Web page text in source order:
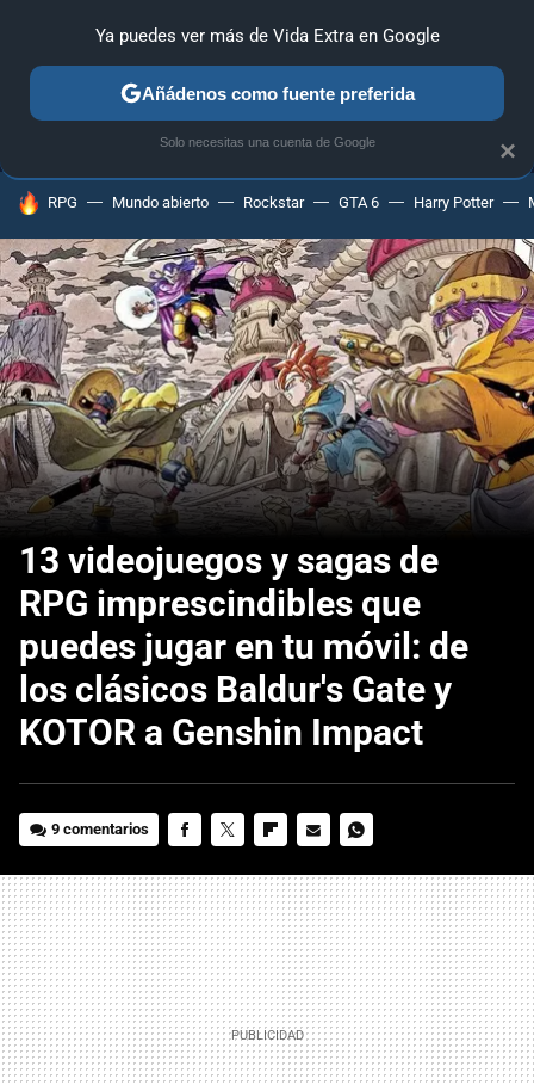
MENÚ NUEVO
GUÍAS Y TRUCOS PC SONY
HOY SE HABLA DE
RPG Mundo abierto Rockstar GTA 6 Harry Potter
13 videojuegos y sagas de
RPG imprescindibles que
puedes jugar en tu móvil: de
los clásicos Baldur's Gate y
KOTOR a Genshin Impact
9 comentarios
MAIL
×
Ya puedes ver más de Vida Extra en Google
Añádenos como fuente preferida
Solo necesitas una cuenta de Google